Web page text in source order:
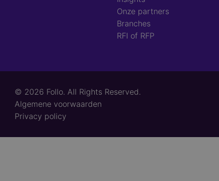
Onze partners
Branches
RFI of RFP
© 2026 Follo. All Rights Reserved.
Footer
links
Algemene voorwaarden
Privacy policy